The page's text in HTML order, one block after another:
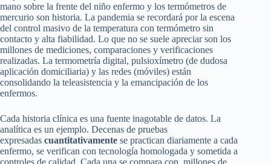
mano sobre la frente del niño enfermo y los termómetros de
mercurio son historia. La pandemia se recordará por la escena
del control masivo de la temperatura con termómetro sin
contacto y alta fiabilidad. Lo que no se suele apreciar son los
millones de mediciones, comparaciones y verificaciones
realizadas. La termometría digital, pulsioxímetro (de dudosa
aplicación domiciliaria) y las redes (móviles) están
consolidando la teleasistencia y la emancipación de los
enfermos.
Cada historia clínica es una fuente inagotable de datos. La
analítica es un ejemplo. Decenas de pruebas
expresadas cuantitativamente se practican diariamente a cada
enfermo, se verifican con tecnología homologada y sometida a